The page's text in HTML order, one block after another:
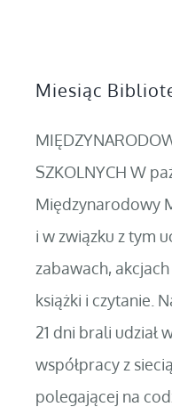
Miesiąc
SZKOLNYCH W
Międzynarodowy
i w związku z tym
zabawach,
książki i czytanie.
21 dni brali udział
współpracy z
polegającej na